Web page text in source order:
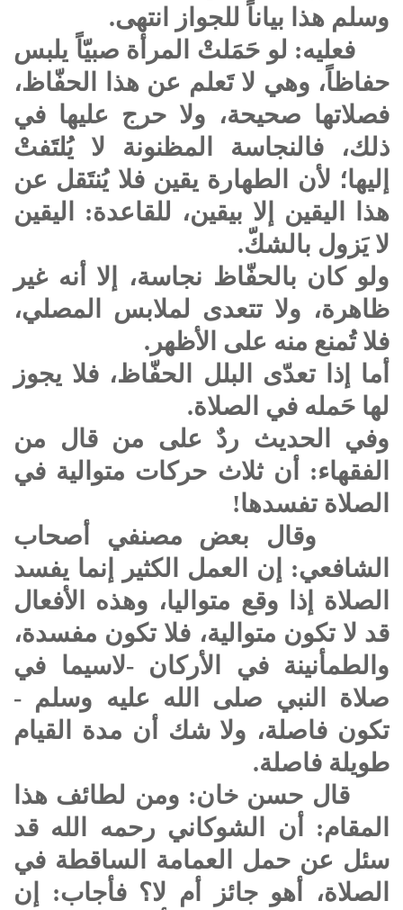
وسلم هذا بياناً للجواز انتهى.
فعليه: لو حَمَلتْ المرأة صبيّاً يلبس
حفاظاً، وهي لا تَعلم عن هذا الحفّاظ،
فصلاتها صحيحة، ولا حرج عليها في
ذلك، فالنجاسة المظنونة لا يُلتَفتْ
إليها؛ لأن الطهارة يقين فلا يُنتَقل عن
هذا اليقين إلا بيقين، للقاعدة: اليقين
لا يَزول بالشكّ.
ولو كان بالحفّاظ نجاسة، إلا أنه غير
ظاهرة، ولا تتعدى لملابس المصلي،
فلا تُمنع منه على الأظهر.
أما إذا تعدّى البلل الحفّاظ، فلا يجوز
لها حَمله في الصلاة.
وفي الحديث ردٌ على من قال من
الفقهاء: أن ثلاث حركات متوالية في
الصلاة تفسدها!
وقال بعض مصنفي أصحاب
الشافعي: إن العمل الكثير إنما يفسد
الصلاة إذا وقع متواليا، وهذه الأفعال
قد لا تكون متوالية، فلا تكون مفسدة،
والطمأنينة في الأركان -لاسيما في
صلاة النبي صلى الله عليه وسلم -
تكون فاصلة، ولا شك أن مدة القيام
طويلة فاصلة.
قال حسن خان: ومن لطائف هذا
المقام: أن الشوكاني رحمه الله قد
سئل عن حمل العمامة الساقطة في
الصلاة، أهو جائز أم لا؟ فأجاب: إن